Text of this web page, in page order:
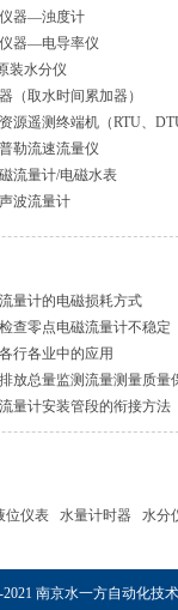
器—浊度计
器—电导率仪
装水分仪
（取水时间累加器）
源遥测终端机（RTU、
勒流速流量仪
流量计/电磁水表
波流量计
量计的电磁损耗方式
查零点电磁流量计不稳定
行各业中的应用
放总量监测流量测量质量
量计安装管段的衔接方法
位仪表 水量计时器 水分
2021 南京水一方自动化技